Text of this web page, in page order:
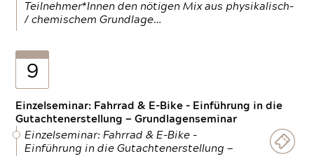
Teilnehmer*Innen den nötigen Mix aus physikalisch-
/ chemischem Grundlage…
9
Einzelseminar: Fahrrad & E-Bike - Einführung in die
Gutachtenerstellung — Grundlagenseminar
Einzelseminar: Fahrrad & E-Bike -
Einführung in die Gutachtenerstellung —